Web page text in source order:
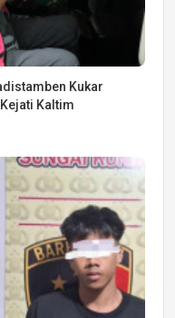
Kukar
Kaltim